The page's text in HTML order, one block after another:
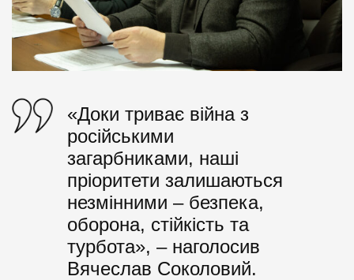
«Доки триває війна з
російськими
загарбниками, наші
пріоритети залишаються
незмінними – безпека,
оборона, стійкість та
турбота», – наголосив
Вячеслав Соколовий.